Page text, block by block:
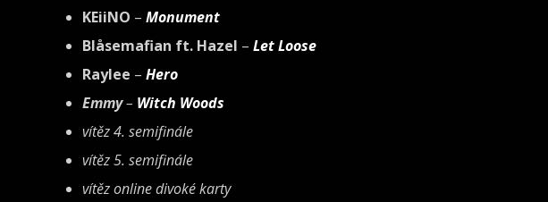
KEiiNO – Monument
Blåsemafian ft. Hazel – Let Loose
Raylee – Hero
Emmy– Witch Woods
vítěz 4. semifinále
vítěz 5. semifinále
vítěz online divoké karty